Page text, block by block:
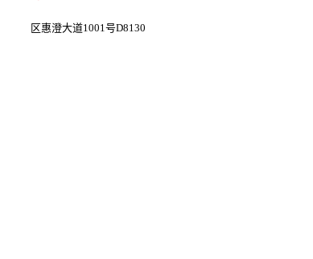
区惠澄大道1001号D8130